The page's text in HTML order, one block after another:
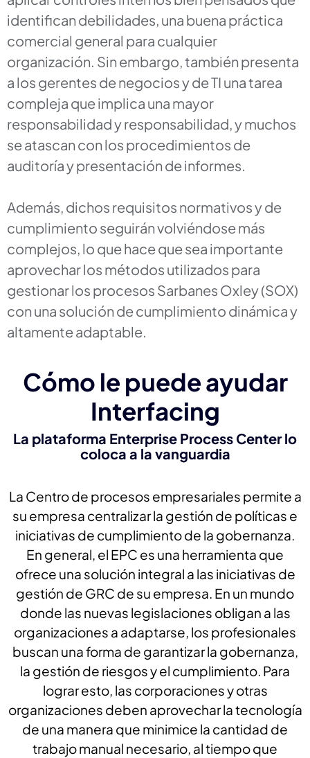
identifican debilidades, una buena práctica
comercial general para cualquier
organización. Sin embargo, también presenta
a los gerentes de negocios y de TI una tarea
compleja que implica una mayor
responsabilidad y responsabilidad, y muchos
se atascan con los procedimientos de
auditoría y presentación de informes.
Además, dichos requisitos normativos y de
cumplimiento seguirán volviéndose más
complejos, lo que hace que sea importante
aprovechar los métodos utilizados para
gestionar los procesos Sarbanes Oxley (SOX)
con una solución de cumplimiento dinámica y
altamente adaptable.
Cómo le puede ayudar
Interfacing
La plataforma Enterprise Process Center lo
coloca a la vanguardia
La Centro de procesos empresariales permite a
su empresa centralizar la gestión de políticas e
iniciativas de cumplimiento de la gobernanza.
En general, el EPC es una herramienta que
ofrece una solución integral a las iniciativas de
gestión de GRC de su empresa. En un mundo
donde las nuevas legislaciones obligan a las
organizaciones a adaptarse, los profesionales
buscan una forma de garantizar la gobernanza,
la gestión de riesgos y el cumplimiento. Para
lograr esto, las corporaciones y otras
organizaciones deben aprovechar la tecnología
de una manera que minimice la cantidad de
trabajo manual necesario, al tiempo que